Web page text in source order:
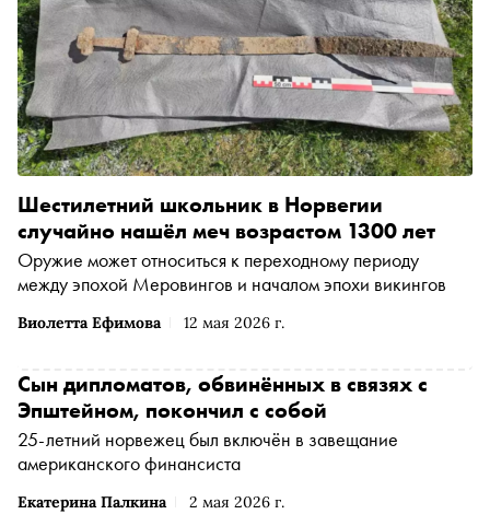
Виолетта Ефимова 12 мая 2026 г.
Шестилетний школьник в Норвегии
случайно нашёл меч возрастом 1300 лет
Оружие может относиться к переходному периоду
между эпохой Меровингов и началом эпохи викингов
Екатерина Палкина 2 мая 2026 г.
Сын дипломатов, обвинённых в связях с
Эпштейном, покончил с собой
25-летний норвежец был включён в завещание
американского финансиста